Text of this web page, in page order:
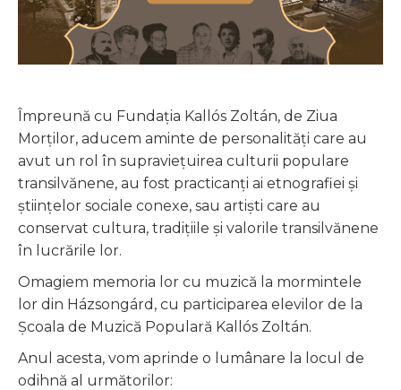
Împreună cu Fundația Kallós Zoltán, de Ziua
Morților, aducem aminte de personalități care au
avut un rol în supraviețuirea culturii populare
transilvănene, au fost practicanți ai etnografiei și
științelor sociale conexe, sau artiști care au
conservat cultura, tradițiile și valorile transilvănene
în lucrările lor.
Omagiem memoria lor cu muzică la mormintele
lor din Házsongárd, cu participarea elevilor de la
Școala de Muzică Populară Kallós Zoltán.
Anul acesta, vom aprinde o lumânare la locul de
odihnă al următorilor: